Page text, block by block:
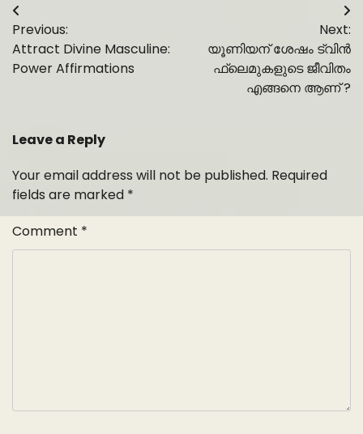
Post
navigation
Previous:
Attract Divine Masculine:
Power Affirmations
Next:
യൂണിയന് ശേഷം ട്വിൻ
ഫ്ലെമുകളുടെ ജീവിതം
എങ്ങനെ ആണ് ?
Leave a Reply
Your email address will not be published. Required
fields are marked *
Comment *